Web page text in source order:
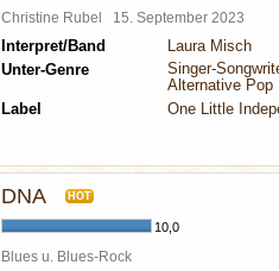
Christine Rubel 15. September 2023
Interpret/Band
Laura Misch
Unter-Genre
Singer-
Alternative Pop
Label
One Little
DNA HOT
10,0
Blues u. Blues-Rock